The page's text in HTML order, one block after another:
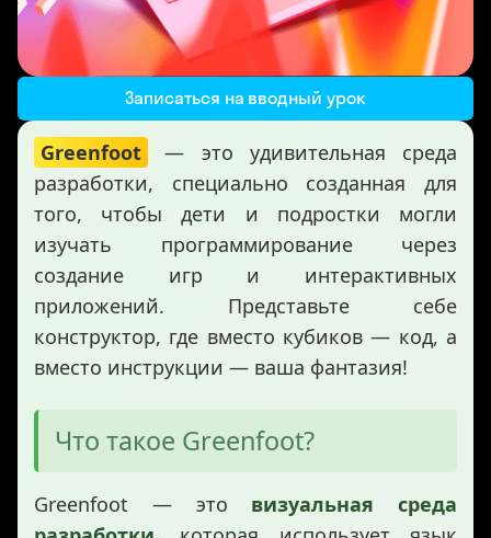
Записаться на вводный урок
Greenfoot
— это удивительная среда
разработки, специально созданная для
того, чтобы дети и подростки могли
изучать программирование через
создание игр и интерактивных
приложений. Представьте себе
конструктор, где вместо кубиков — код, а
вместо инструкции — ваша фантазия!
Что такое Greenfoot?
Greenfoot — это визуальная среда